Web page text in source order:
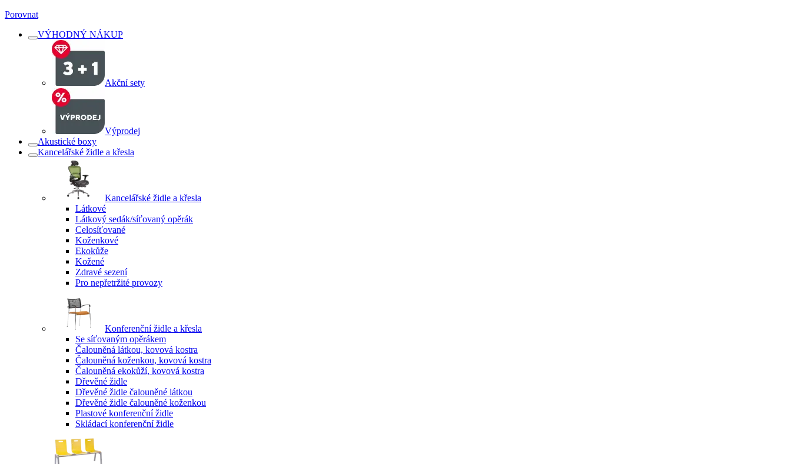
Porovnat
VÝHODNÝ NÁKUP
Akční sety
Výprodej
Akustické boxy
Kancelářské židle a křesla
Kancelářské židle a křesla
Látkové
Látkový sedák/síťovaný opěrák
Celosíťované
Koženkové
Ekokůže
Kožené
Zdravé sezení
Pro nepřetržité provozy
Konferenční židle a křesla
Se síťovaným opěrákem
Čalouněná látkou, kovová kostra
Čalouněná koženkou, kovová kostra
Čalouněná ekokůží, kovová kostra
Dřevěné židle
Dřevěné židle čalouněné látkou
Dřevěné židle čalouněné koženkou
Plastové konferenční židle
Skládací konferenční židle